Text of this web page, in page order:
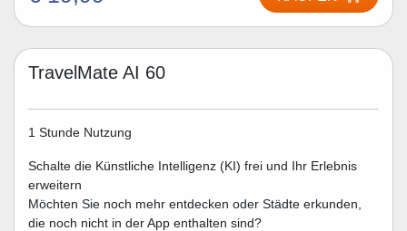
TravelMate AI 60
1 Stunde Nutzung
Schalte die Künstliche Intelligenz (KI) frei und Ihr Erlebnis
erweitern
Möchten Sie noch mehr entdecken oder Städte erkunden,
die noch nicht in der App enthalten sind?